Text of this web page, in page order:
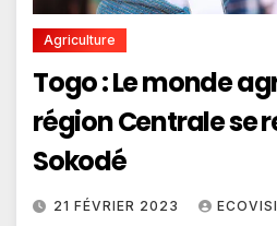
Agriculture
Togo : Le monde
région Centrale se
Sokodé
21 FÉVRIER 2023